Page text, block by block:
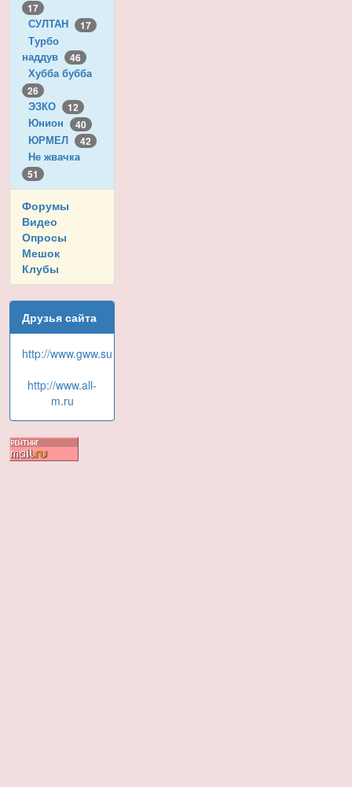
17
СУЛТАН 17
Турбо
наддув
46
Хубба бубба
26
ЭЗКО 12
Юнион 40
ЮРМЕЛ 42
Не жвачка
51
Форумы
Видео
Опросы
Мешок
Клубы
Друзья сайта
http://www.gww.su
http://www.all-
m.ru